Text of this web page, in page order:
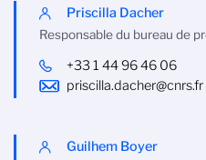
Priscilla Dacher
Responsable du bureau de
+33 1 44 96 46 06
priscilla.dacher@cnrs.fr
Guilhem Boyer